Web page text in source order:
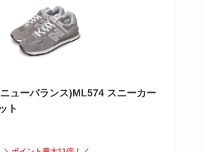
ューバランス)ML574 スニーカー
ト